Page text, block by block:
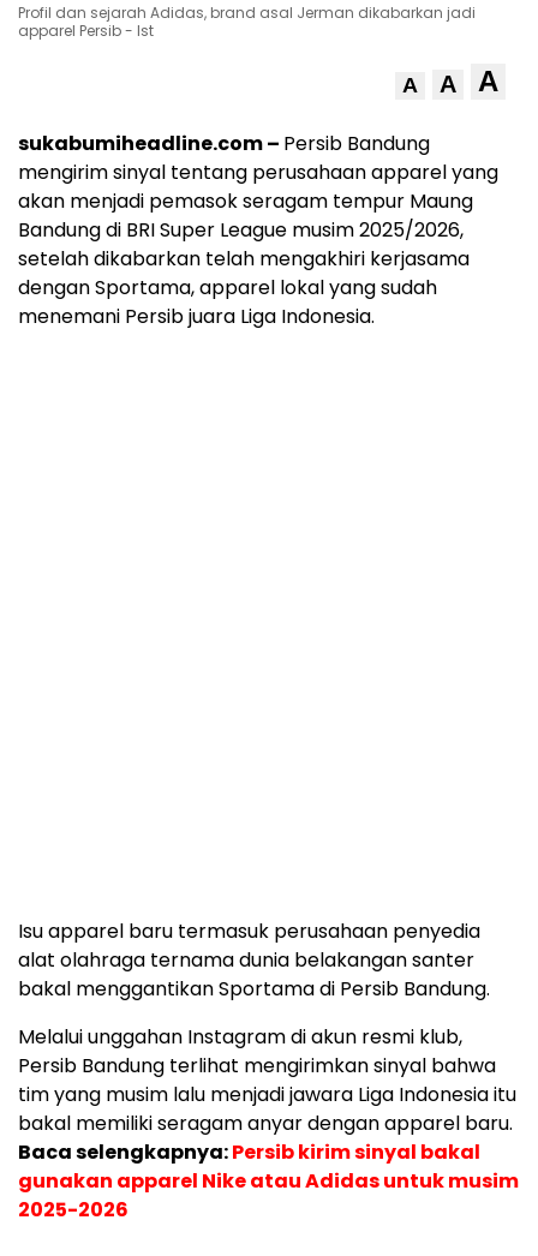
Profil dan sejarah Adidas, brand asal Jerman dikabarkan jadi
apparel Persib - Ist
A A A
sukabumiheadline.com – Persib Bandung
mengirim sinyal tentang perusahaan apparel yang
akan menjadi pemasok seragam tempur Maung
Bandung di BRI Super League musim 2025/2026,
setelah dikabarkan telah mengakhiri kerjasama
dengan Sportama, apparel lokal yang sudah
menemani Persib juara Liga Indonesia.
Isu apparel baru termasuk perusahaan penyedia
alat olahraga ternama dunia belakangan santer
bakal menggantikan Sportama di Persib Bandung.
Melalui unggahan Instagram di akun resmi klub,
Persib Bandung terlihat mengirimkan sinyal bahwa
tim yang musim lalu menjadi jawara Liga Indonesia itu
bakal memiliki seragam anyar dengan apparel baru.
Baca selengkapnya:Persib kirim sinyal bakal
gunakan apparel Nike atau Adidas untuk musim
2025-2026